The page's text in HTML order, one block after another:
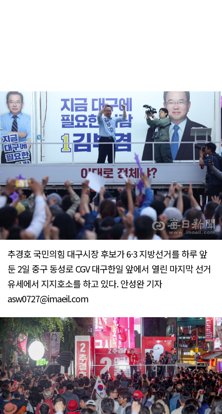
추경호 국민의힘 대구시장 후보가 6·3 지방선거를 하루 앞
둔 2일 중구 동성로 CGV 대구한일 앞에서 열린 마지막 선거
유세에서 지지호소를 하고 있다. 안성완 기자
asw0727@imaeil.com